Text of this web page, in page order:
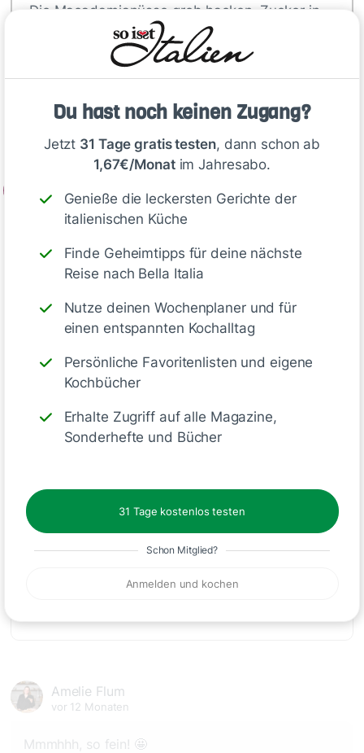
Du hast noch keinen Zugang?
Jetzt 31 Tage gratis testen, dann schon ab
1,67€/Monatim Jahresabo.
Genieße die leckersten Gerichte der
italienischen Küche
Finde Geheimtipps für deine nächste
Reise nach Bella Italia
Nutze deinen Wochenplaner und für
einen entspannten Kochalltag
Persönliche Favoritenlisten und eigene
Kochbücher
Erhalte Zugriff auf alle Magazine,
Sonderhefte und Bücher
31 Tage kostenlos testen
Schon Mitglied?
Anmelden und kochen
Die Macadamianüsse grob hacken. Zucker in
eine Pfanne geben und goldgelb
karamellisieren lassen. Das Karamell vom Herd
nehmen und die Macadamianüsse
Backpapier verstreichen (Vorsicht heiß!) und
Vanilleschote der Länge nach…
Deine Notizen
Amelie Flum
vor 12 Monaten
Mmmhhh, so fein! 🤩